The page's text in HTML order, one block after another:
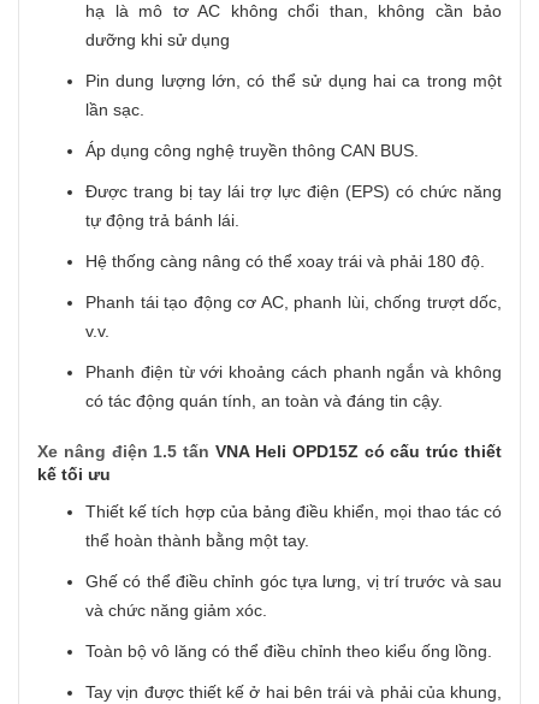
hạ là mô tơ AC không chổi than, không cần bảo
dưỡng khi sử dụng
Pin dung lượng lớn, có thể sử dụng hai ca trong một
lần sạc.
Áp dụng công nghệ truyền thông CAN BUS.
Được trang bị tay lái trợ lực điện (EPS) có chức năng
tự động trả bánh lái.
Hệ thống càng nâng có thể xoay trái và phải 180 độ.
Phanh tái tạo động cơ AC, phanh lùi, chống trượt dốc,
v.v.
Phanh điện từ với khoảng cách phanh ngắn và không
có tác động quán tính, an toàn và đáng tin cậy.
Xe nâng điện 1.5 tấn VNA Heli OPD15Z có cấu trúc thiết
kế tối ưu
Thiết kế tích hợp của bảng điều khiển, mọi thao tác có
thể hoàn thành bằng một tay.
Ghế có thể điều chỉnh góc tựa lưng, vị trí trước và sau
và chức năng giảm xóc.
Toàn bộ vô lăng có thể điều chỉnh theo kiểu ống lồng.
Tay vịn được thiết kế ở hai bên trái và phải của khung,